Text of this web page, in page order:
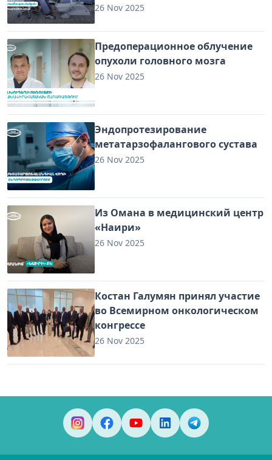
26 Nov 2025
Предоперационное облучение
опухоли головного мозга
26 Nov 2025
Эндопротезирование
метатарзофалангового сустава
26 Nov 2025
Из Омана в медицинский центр
«Наири»
26 Nov 2025
Костан Галумян принял участие
во Всемирном онкологическом
конгрессе
26 Nov 2025